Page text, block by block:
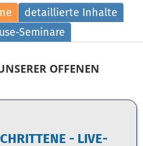
detaillierte Inhalte
Seminare
OFFENEN
- LIVE-